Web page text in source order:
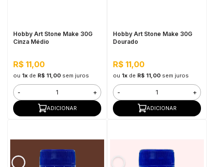
Hobby Art Stone Make 30G
Cinza Médio
R$ 11,00
ou 1xde R$ 11,00 sem juros
- +
ADICIONAR
Hobby Art Stone Make 30G
Dourado
R$ 11,00
ou 1xde R$ 11,00 sem juros
- +
ADICIONAR